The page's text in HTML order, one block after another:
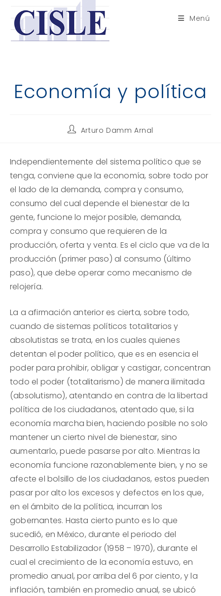
contenido
Menú
Economía y política
Autor
entrada:
Arturo Damm Arnal
Independientemente del sistema político que se
tenga, conviene que la economía, sobre todo por
el lado de la demanda, compra y consumo,
consumo del cual depende el bienestar de la
gente, funcione lo mejor posible, demanda,
compra y consumo que requieren de la
producción, oferta y venta. Es el ciclo que va de la
producción (primer paso) al consumo (último
paso), que debe operar como mecanismo de
relojería.
La a afirmación anterior es cierta, sobre todo,
cuando de sistemas políticos totalitarios y
absolutistas se trata, en los cuales quienes
detentan el poder político, que es en esencia el
poder para prohibir, obligar y castigar, concentran
todo el poder (totalitarismo) de manera ilimitada
(absolutismo), atentando en contra de la libertad
política de los ciudadanos, atentado que, si la
economía marcha bien, haciendo posible no solo
mantener un cierto nivel de bienestar, sino
aumentarlo, puede pasarse por alto. Mientras la
economía funcione razonablemente bien, y no se
afecte el bolsillo de los ciudadanos, estos pueden
pasar por alto los excesos y defectos en los que,
en el ámbito de la política, incurran los
gobernantes. Hasta cierto punto es lo que
sucedió, en México, durante el periodo del
Desarrollo Estabilizador (1958 – 1970), durante el
cual el crecimiento de la economía estuvo, en
promedio anual, por arriba del 6 por ciento, y la
inflación, también en promedio anual, se ubicó